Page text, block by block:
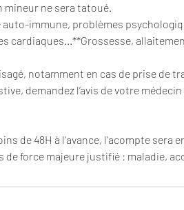
mineur ne sera tatoué.
auto-immune, problèmes
cardiaques...**Grossesse,
notamment en cas de prise de
demandez l’avis de votre
de 48H à l'avance, l'acompte sera
force majeure justifié : maladie,